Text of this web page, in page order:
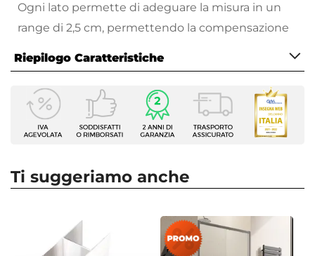
Ogni lato permette di adeguare la misura in un
range di 2,5 cm, permettendo la compensazione
Riepilogo Caratteristiche
Caratteristiche
Tipologia
Nicchia
Altezza
Ti suggeriamo anche